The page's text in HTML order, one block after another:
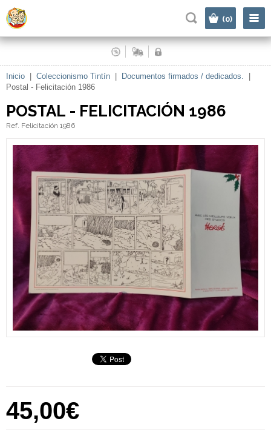
(0)
Inicio Coleccionismo Tintín Documentos firmados / dedicados.
Postal - Felicitación 1986
POSTAL - FELICITACIÓN 1986
Ref. Felicitación 1986
45,00€